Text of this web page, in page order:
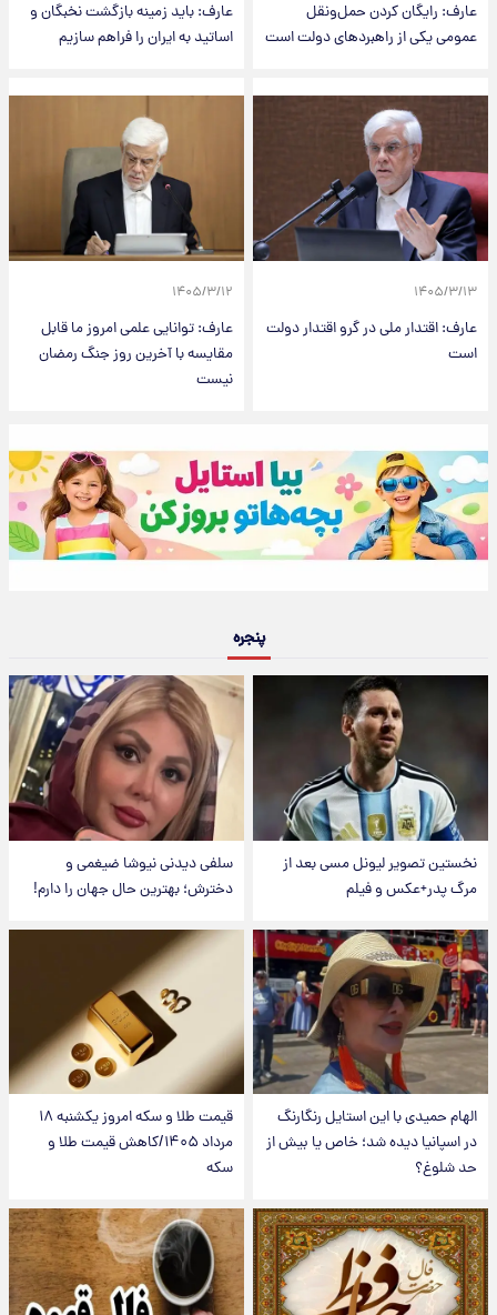
عارف: رایگان کردن حمل‌ونقل
عمومی یکی از راهبردهای دولت است
عارف: باید زمینه بازگشت نخبگان و
اساتید به ایران را فراهم سازیم
۱۴۰۵/۳/۱۳
عارف: اقتدار ملی در گرو اقتدار دولت
است
۱۴۰۵/۳/۱۲
عارف: توانایی علمی امروز ما قابل
مقایسه با آخرین روز جنگ رمضان
نیست
پنجره
نخستین تصویر لیونل مسی بعد از
مرگ پدر+عکس و فیلم
سلفی دیدنی نیوشا ضیغمی و
دخترش؛ بهترین حال جهان را دارم!
الهام حمیدی با این استایل رنگارنگ
در اسپانیا دیده شد؛ خاص یا بیش از
حد شلوغ؟
قیمت طلا و سکه امروز یکشنبه ۱۸
مرداد ۱۴۰۵/کاهش قیمت طلا و
سکه